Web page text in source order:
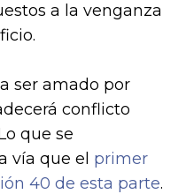
a la venganza
ser amado por
conflicto
que se
vía que el primer
40 de esta parte.